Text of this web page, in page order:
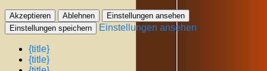
Akzeptieren Ablehnen
Einstellungen ansehen
Einstellungen speichern
Einstellungen ansehen
{title}
{title}